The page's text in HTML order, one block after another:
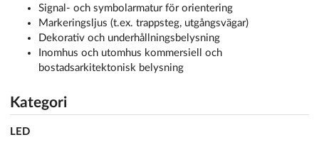
Signal- och symbolarmatur för orientering
Markeringsljus (t.ex. trappsteg, utgångsvägar)
Dekorativ och underhållningsbelysning
Inomhus och utomhus kommersiell och
bostadsarkitektonisk belysning
Kategori
LED